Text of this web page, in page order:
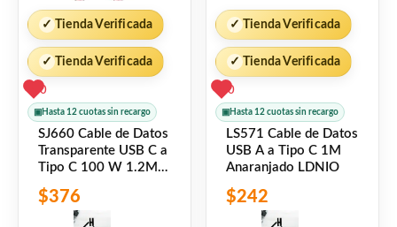
✓ Tienda Verificada
✓ Tienda Verificada
0
▣ Hasta 12 cuotas sin recargo
SJ660 Cable de Datos
Transparente USB C a
Tipo C 100 W 1.2M
$376
✓ Tienda Verificada
✓ Tienda Verificada
0
▣ Hasta 12 cuotas sin recargo
LS571 Cable de Datos
USB A a Tipo C 1M
Anaranjado LDNIO
$242